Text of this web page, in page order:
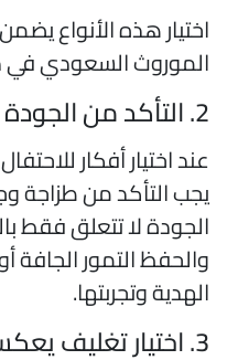
هذه الأنواع
السعودي في
اختيار أفكار
التأكد من طزاجة
لا تتعلق فقط
التمور الجافة
وتجربتها.